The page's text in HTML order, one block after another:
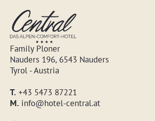
Family Ploner
Nauders 196, 6543 Nauders
Tyrol - Austria
T. +43 5473 87221
M. info@hotel-central.at